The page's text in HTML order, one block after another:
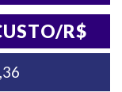
R$